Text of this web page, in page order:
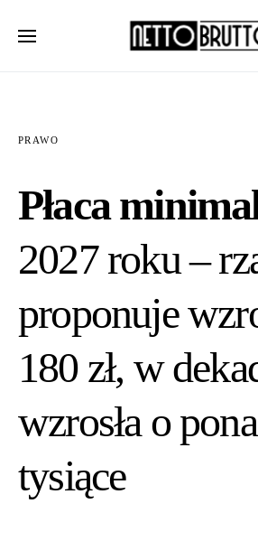
PRAWO
Płaca
2027 roku –
proponuje
180 zł, w
wzrosła o
tysiące